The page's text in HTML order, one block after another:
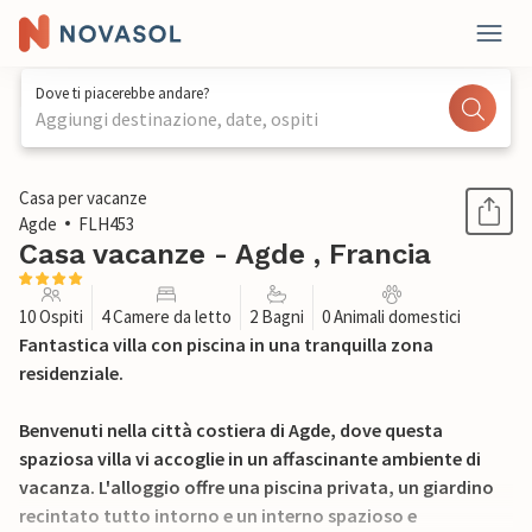
Dove ti piacerebbe andare?
Aggiungi destinazione, date, ospiti
1 / 31
Casa per vacanze
Agde
FLH453
Casa vacanze - Agde , Francia
10 Ospiti 4 Camere da letto 2 Bagni 0 Animali domestici
Fantastica villa con piscina in una tranquilla zona
residenziale.
Benvenuti nella città costiera di Agde, dove questa
spaziosa villa vi accoglie in un affascinante ambiente di
vacanza. L'alloggio offre una piscina privata, un giardino
recintato tutto intorno e un interno spazioso e